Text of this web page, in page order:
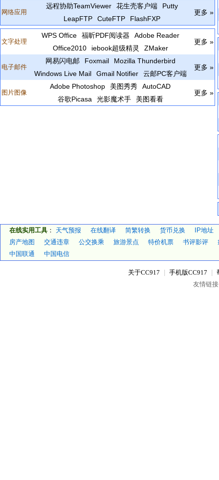
网络应用
远程协助TeamViewer 花生壳客户端
Putty
LeapFTP
CuteFTP FlashFXP
更多 »
文字处理
WPS Office 福昕PDF阅读器
Adobe Reader
Office2010
iebook超级精灵 ZMaker
更多 »
电子邮件
网易闪电邮 Foxmail
Mozilla Thunderbird
Windows Live Mail
Gmail Notifier 云邮PC客户端
更多 »
图片图像
Adobe Photoshop 美图秀秀
AutoCAD
谷歌Picasa
光影魔术手 美图看看
更多 »
在线实用工具 ： 天气预报 在线翻译 简繁转换 货币兑换
IP地址
房产地图
交通违章 公交换乘 旅游景点 特价机票 书评影评
中国联通
中国电信
关于CC917 手机版CC917
友情链